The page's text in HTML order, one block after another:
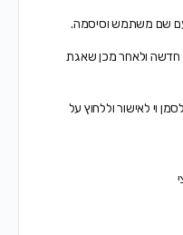
חדשה ולאחר מכן שאגת
וי לאישור וללחוץ על